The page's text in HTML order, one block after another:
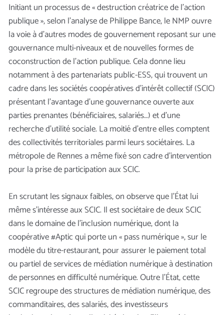
Initiant un processus de « destruction créatrice de l’action
publique », selon l’analyse de Philippe Bance, le NMP ouvre
la voie à d’autres modes de gouvernement reposant sur une
gouvernance multi-niveaux et de nouvelles formes de
coconstruction de l’action publique. Cela donne lieu
notamment à des partenariats public-ESS, qui trouvent un
cadre dans les sociétés coopératives d’intérêt collectif (SCIC)
présentant l’avantage d’une gouvernance ouverte aux
parties prenantes (bénéficiaires, salariés…) et d’une
recherche d’utilité sociale. La moitié d’entre elles comptent
des collectivités territoriales parmi leurs sociétaires. La
métropole de Rennes a même fixé son cadre d’intervention
pour la prise de participation aux SCIC.
En scrutant les signaux faibles, on observe que l’État lui
même s’intéresse aux SCIC. Il est sociétaire de deux SCIC
dans le domaine de l’inclusion numérique, dont la
coopérative #Aptic qui porte un « pass numérique », sur le
modèle du titre-restaurant, pour assurer le paiement total
ou partiel de services de médiation numérique à destination
de personnes en difficulté numérique. Outre l’État, cette
SCIC regroupe des structures de médiation numérique, des
commanditaires, des salariés, des investisseurs